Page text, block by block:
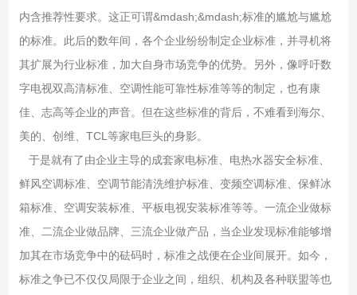
内含推荐性要求。这正可谓&mdash;&mdash;标准的尴尬与尴尬
的标准。此后的数年间，各个企业纷纷制定企业标准，并寻机将
其扩展为行业标准，加大自身市场竞争的优势。另外，像呼吁数
字电视双高清标准、空调性能可靠性标准等等的制定，也有康
佳、志高等企业的声音。但在这些标准的背后，不难看到海尔、
美的、创维、TCL等家电巨头的身影。
于是就有了由企业主导的成套家电标准、电热水器安全标准、
鲜风空调标准、空调节能清洗维护标准、变频空调标准、保鲜冰
箱标准、空调安装标准、平板电视安装标准等等。一流企业做标
准、二流企业做品牌、三流企业做产品，当企业发现标准能够增
加其在市场竞争中的砝码时，标准之战便在企业间展开。如今，
标准之争已不仅仅局限于企业之间，组织、机构及各种联盟等也